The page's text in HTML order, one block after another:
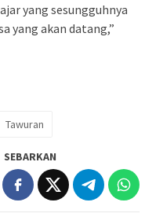
yang sesungguhnya
yang akan datang,”
Tawuran
SEBARKAN